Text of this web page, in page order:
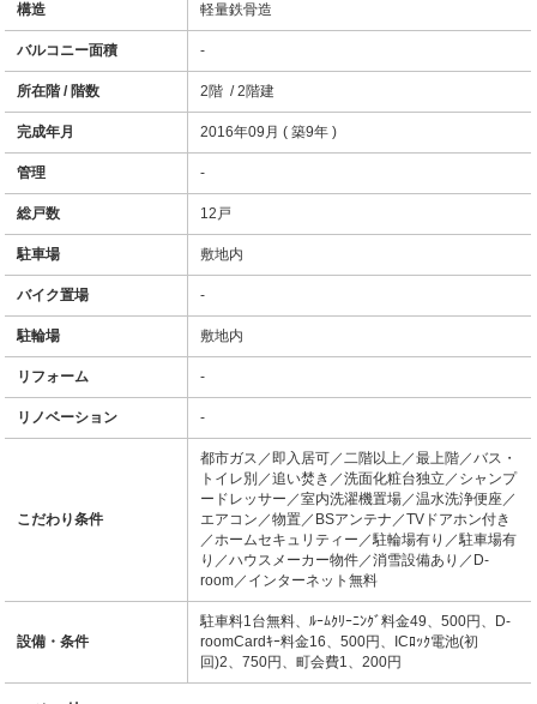
構造 軽量鉄骨造
バルコニー面積 -
所在階 / 階数 2階 / 2階建
完成年月 2016年09月 ( 築9年 )
管理 -
総戸数 12戸
駐車場 敷地内
バイク置場 -
駐輪場 敷地内
リフォーム -
リノベーション -
こだわり条件
都市ガス／即入居可／二階以上／最上階／バス・
トイレ別／追い焚き／洗面化粧台独立／シャンプ
ードレッサー／室内洗濯機置場／温水洗浄便座／
エアコン／物置／BSアンテナ／TVドアホン付き
／ホームセキュリティー／駐輪場有り／駐車場有
り／ハウスメーカー物件／消雪設備あり／D-
room／インターネット無料
設備・条件
駐車料1台無料、ﾙｰﾑｸﾘｰﾆﾝｸﾞ料金49、500円、D-
roomCardｷｰ料金16、500円、ICﾛｯｸ電池(初
回)2、750円、町会費1、200円